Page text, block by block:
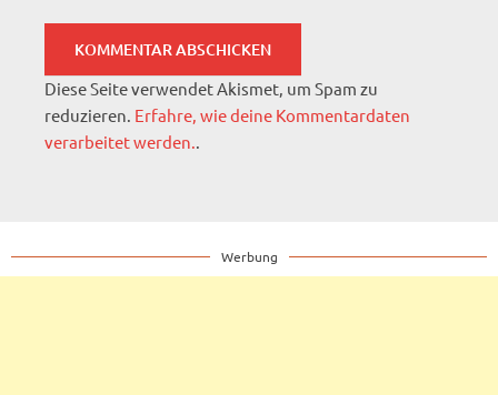
Diese Seite verwendet Akismet, um Spam zu
reduzieren. Erfahre, wie deine Kommentardaten
verarbeitet werden..
Werbung